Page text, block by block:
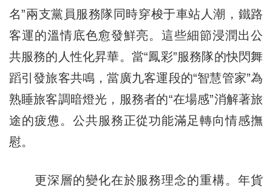
名”兩支黨員服務隊同時穿梭于車站人潮，鐵路
客運的溫情底色愈發鮮亮。這些細節浸潤出公
共服務的人性化昇華。當“鳳彩”服務隊的快閃舞
蹈引發旅客共鳴，當廣九客運段的“智慧管家”為
熟睡旅客調暗燈光，服務者的“在場感”消解著旅
途的疲憊。公共服務正從功能滿足轉向情感撫
慰。
更深層的變化在於服務理念的重構。年貨